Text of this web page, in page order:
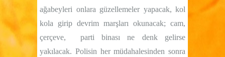
ağabeyleri onlara güzellemeler yapacak, kol
kola girip devrim marşları okunacak; cam,
çerçeve,
parti binası ne denk gelirse
yakılacak. Polisin her müdahalesinden sonra